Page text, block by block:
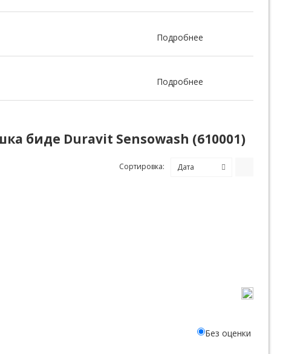
Подробнее
Подробнее
биде Duravit Sensowash (610001)
Сортировка: Дата
Без оценки